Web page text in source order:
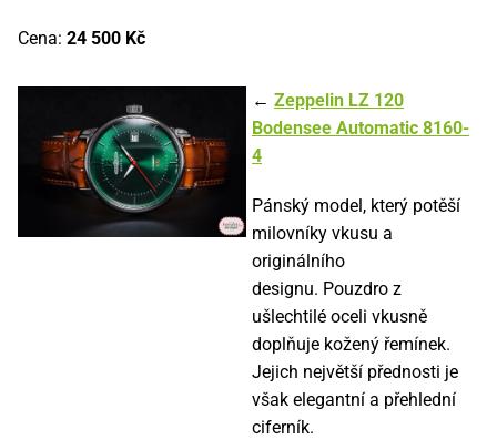
Cena: 24 500 Kč
← Zeppelin LZ 120
Bodensee Automatic 8160-
4
Pánský model, který potěší
milovníky vkusu a
originálního
designu. Pouzdro z
ušlechtilé oceli vkusně
doplňuje kožený řemínek.
Jejich největší přednosti je
však elegantní a přehlední
ciferník.